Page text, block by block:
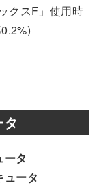
クスF」使用時
ータ
ュータ